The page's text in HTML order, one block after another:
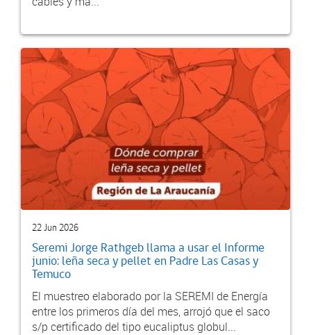
22 Jun 2026
Seremi Jorge Rathgeb llama a usar el Informe
junio: leña seca y pellet en Padre Las Casas y
Temuco
El muestreo elaborado por la SEREMI de Energía
entre los primeros día del mes, arrojó que el saco
s/p certificado del tipo eucaliptus globul...